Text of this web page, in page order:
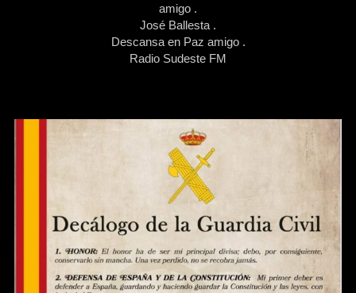
amigo .
José Ballesta .
Descansa en Paz amigo .
Radio Sudeste FM